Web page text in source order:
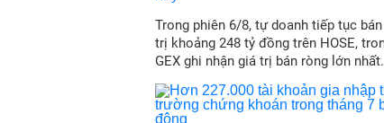
Trong phiên 6/8, tự doanh tiếp tục
trị khoảng 248 tỷ đồng trên HOSE,
GEX ghi nhận giá trị bán ròng lớn nhất.